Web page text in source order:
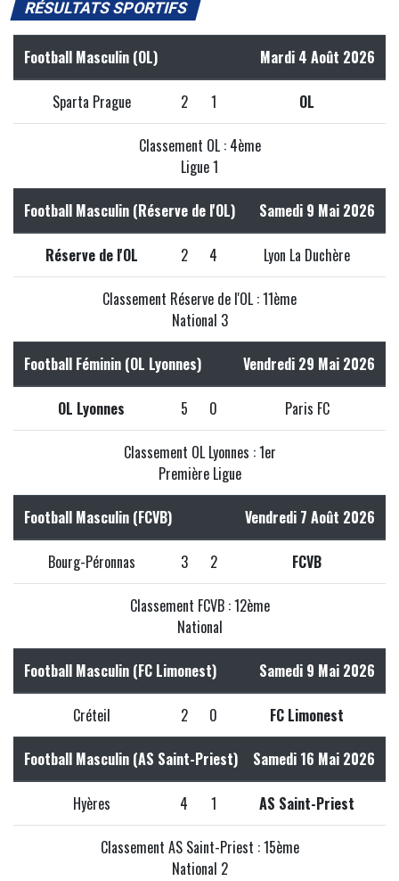
RÉSULTATS SPORTIFS
Football Masculin (OL) Mardi 4 Août 2026
Sparta Prague 2 1 OL
Classement OL : 4ème
Ligue 1
Football Masculin (Réserve de l'OL) Samedi 9 Mai 2026
Réserve de l'OL 2 4 Lyon La Duchère
Classement Réserve de l'OL : 11ème
National 3
Football Féminin (OL Lyonnes) Vendredi 29 Mai 2026
OL Lyonnes 5 0 Paris FC
Classement OL Lyonnes : 1er
Première Ligue
Football Masculin (FCVB) Vendredi 7 Août 2026
Bourg-Péronnas 3 2 FCVB
Classement FCVB : 12ème
National
Football Masculin (FC Limonest) Samedi 9 Mai 2026
Créteil 2 0 FC Limonest
Football Masculin (AS Saint-Priest) Samedi 16 Mai 2026
Hyères 4 1 AS Saint-Priest
Classement AS Saint-Priest : 15ème
National 2